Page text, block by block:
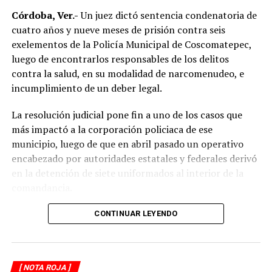
límites de velocidad y aumentar la distancia de
seguridad entre vehículos, especialmente durante la
temporada de lluvias, cuando el riesgo de accidentes se
incrementa en las carreteras de la región.
La circulación en la zona se vio afectada por algunos
minutos mientras se realizaban las labores de auxilio y el
levantamiento de indicios por parte de las autoridades.
Posteriormente, el tránsito fue restablecido de manera
normal.
Córdoba, Ver.-Un juez dictó sentencia condenatoria de
cuatro años y nueve meses de prisión contra seis
exelementos de la Policía Municipal de Coscomatepec,
luego de encontrarlos responsables de los delitos
contra la salud, en su modalidad de narcomenudeo, e
incumplimiento de un deber legal.
La resolución judicial pone fin a uno de los casos que
más impactó a la corporación policiaca de ese
municipio, luego de que en abril pasado un operativo
encabezado por autoridades estatales y federales derivó
en la detención de siete uniformados al interior de la
La intervención se realizó el 10 de abril mediante un
elementos de la Secretaría de Marina (Semar) y de la
Secretaría de Seguridad Pública (SSP), quienes
CONTINUAR LEYENDO
[ NOTA ROJA ]